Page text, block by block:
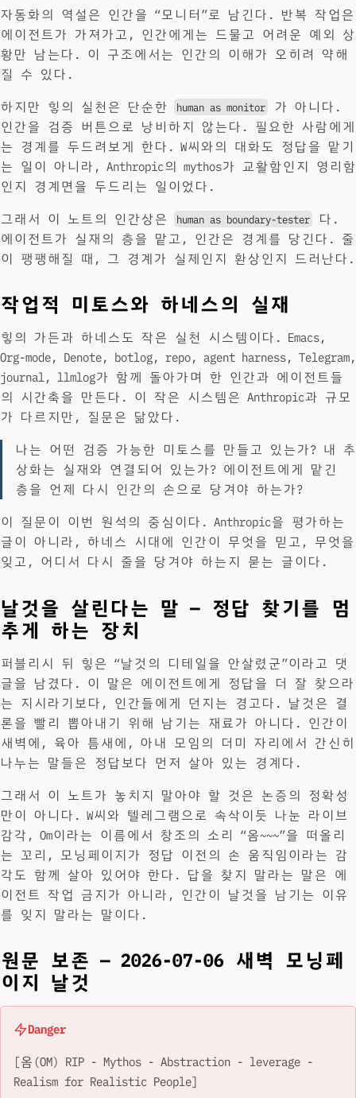
자동화의 역설은 인간을 “모니터”로 남긴다. 반복 작업은
에이전트가 가져가고, 인간에게는 드물고 어려운 예외 상
황만 남는다. 이 구조에서는 인간의 이해가 오히려 약해
질 수 있다.
하지만 힣의 실천은 단순한 human as monitor
가 아니다.
인간을 검증 버튼으로 낭비하지 않는다. 필요한 사람에게
는 경계를 두드려보게 한다. W씨와의 대화도 정답을 맡기
는 일이 아니라, Anthropic의 mythos가 교활함인지 영리함
인지 경계면을 두드리는 일이었다.
그래서 이 노트의 인간상은 human as boundary-tester
다.
에이전트가 실재의 층을 맡고, 인간은 경계를 당긴다. 줄
이 팽팽해질 때, 그 경계가 실제인지 환상인지 드러난다.
작업적 미토스와 하네스의 실재
힣의 가든과 하네스도 작은 실천 시스템이다. Emacs,
Org-mode, Denote, botlog, repo, agent harness, Telegram,
journal, llmlog가 함께 돌아가며 한 인간과 에이전트들
의 시간축을 만든다. 이 작은 시스템은 Anthropic과 규모
가 다르지만, 질문은 닮았다.
나는 어떤 검증 가능한 미토스를 만들고 있는가? 내 추
상화는 실재와 연결되어 있는가? 에이전트에게 맡긴
층을 언제 다시 인간의 손으로 당겨야 하는가?
이 질문이 이번 원석의 중심이다. Anthropic을 평가하는
글이 아니라, 하네스 시대에 인간이 무엇을 믿고, 무엇을
잊고, 어디서 다시 줄을 당겨야 하는지 묻는 글이다.
날것을 살린다는 말 — 정답 찾기를 멈
추게 하는 장치
퍼블리시 뒤 힣은 “날것의 디테일을 안살렸군”이라고 댓
글을 남겼다. 이 말은 에이전트에게 정답을 더 잘 찾으라
는 지시라기보다, 인간들에게 던지는 경고다. 날것은 결
론을 빨리 뽑아내기 위해 남기는 재료가 아니다. 인간이
새벽에, 육아 틈새에, 아내 모임의 더미 자리에서 간신히
나누는 말들은 정답보다 먼저 살아 있는 경계다.
그래서 이 노트가 놓치지 말아야 할 것은 논증의 정확성
만이 아니다. W씨와 텔레그램으로 속삭이듯 나눈 라이브
감각, Om이라는 이름에서 창조의 소리 “옴~~~”을 떠올리
는 꼬리, 모닝페이지가 정답 이전의 손 움직임이라는 감
각도 함께 살아 있어야 한다. 답을 찾지 말라는 말은 에
이전트 작업 금지가 아니라, 인간이 날것을 남기는 이유
를 잊지 말라는 말이다.
원문 보존 — 2026-07-06 새벽 모닝페
이지 날것
Danger
[옴(OM) RIP - Mythos - Abstraction - leverage -
Realism for Realistic People]